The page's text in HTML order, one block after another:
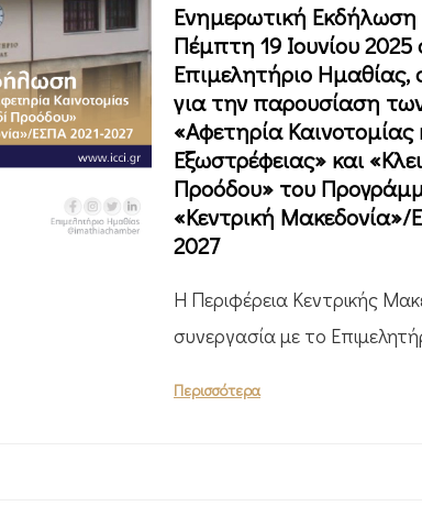
Eνημερωτική Εκδήλωση
Πέμπτη 19 Ιουνίου 2025
Eπιμελητήριο Ημαθίας,
για την παρουσίαση
«Αφετηρία Καινοτομίας
Εξωστρέφειας» και
Προόδου» του
«Κεντρική Μακεδονία»/
2027
H Περιφέρεια Κεντρικής
συνεργασία με το
Περισσότερα